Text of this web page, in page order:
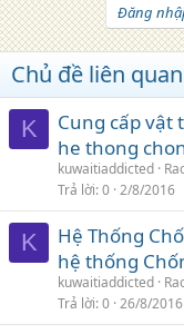
Đăng
Chủ đề liên quan
K
Cung cấp vật
he thong
kuwaitiaddicted
Trả lời 0 2/8/2016
K
Hệ Thống
hệ thống
kuwaitiaddicted
Trả lời 0 26/8/2016